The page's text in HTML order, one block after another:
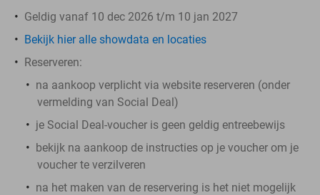
Geldig vanaf 10 dec 2026 t/m 10 jan 2027
Bekijk hier alle showdata en locaties
Reserveren:
na aankoop verplicht via website reserveren (onder
vermelding van Social Deal)
je Social Deal-voucher is geen geldig entreebewijs
bekijk na aankoop de instructies op je voucher om je
voucher te verzilveren
na het maken van de reservering is het niet mogelijk